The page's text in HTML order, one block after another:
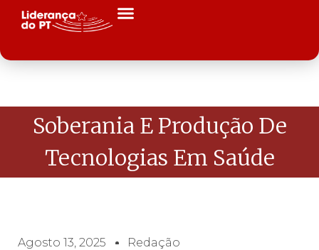
Soberania E Produção De
Tecnologias Em Saúde
Agosto 13, 2025 Redação